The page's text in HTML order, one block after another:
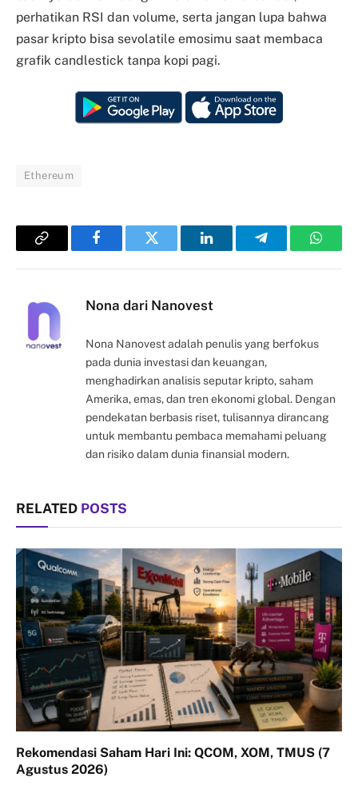
perhatikan RSI dan volume, serta jangan lupa bahwa
pasar kripto bisa sevolatile emosimu saat membaca
grafik candlestick tanpa kopi pagi.
Ethereum
Copy
FacebookTwitter LinkedInTelegram
Nona dari Nanovest
Nona Nanovest adalah penulis yang berfokus
pada dunia investasi dan keuangan,
menghadirkan analisis seputar kripto, saham
Amerika, emas, dan tren ekonomi global. Dengan
pendekatan berbasis riset, tulisannya dirancang
untuk membantu pembaca memahami peluang
dan risiko dalam dunia finansial modern.
RELATED POSTS
Rekomendasi Saham Hari Ini: QCOM, XOM, TMUS (7
Agustus 2026)